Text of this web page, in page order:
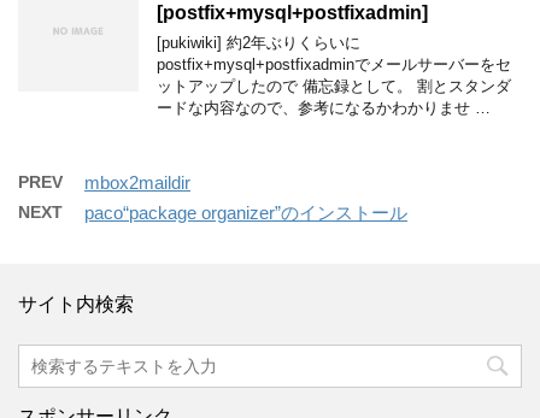
[postfix+mysql+postfixadmin]
[pukiwiki] 約2年ぶりくらいに
postfix+mysql+postfixadminでメールサーバーをセ
ットアップしたので 備忘録として。 割とスタンダ
ードな内容なので、参考になるかわかりませ …
PREV mbox2maildir
NEXT paco“package organizer”のインストール
サイト内検索